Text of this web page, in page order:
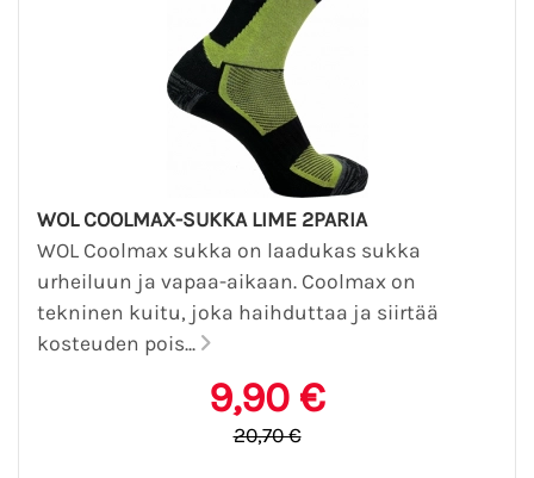
WOL COOLMAX-SUKKA LIME 2PARIA
WOL Coolmax sukka on laadukas sukka
urheiluun ja vapaa-aikaan. Coolmax on
tekninen kuitu, joka haihduttaa ja siirtää
kosteuden pois...
9,90 €
20,70 €